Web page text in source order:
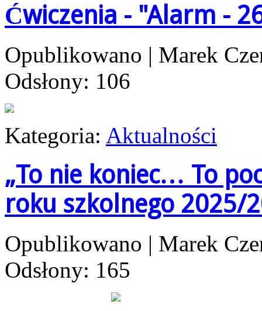
Ćwiczenia - "Alarm -
Opublikowano | Marek
Odsłony: 106
Kategoria: Aktualności
„To nie koniec… To
roku szkolnego 2025/
Opublikowano | Marek
Odsłony: 165